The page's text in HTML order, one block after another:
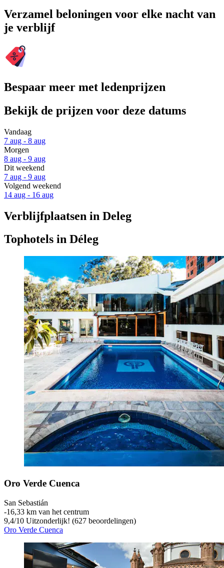
Verzamel beloningen voor elke nacht van
je verblijf
Bespaar meer met ledenprijzen
Bekijk de prijzen voor deze datums
Vandaag
7 aug - 8 aug
Morgen
8 aug - 9 aug
Dit weekend
7 aug - 9 aug
Volgend weekend
14 aug - 16 aug
Verblijfplaatsen in Deleg
Tophotels in Déleg
Oro Verde Cuenca
San Sebastián
‐16,33 km van het centrum
9,4/10 Uitzonderlijk! (627 beoordelingen)
Oro Verde Cuenca